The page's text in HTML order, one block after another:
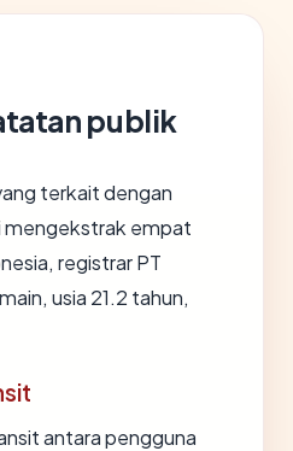
publik
terkait dengan
mengekstrak empat
registrar PT
usia 21.2 tahun,
antara pengguna